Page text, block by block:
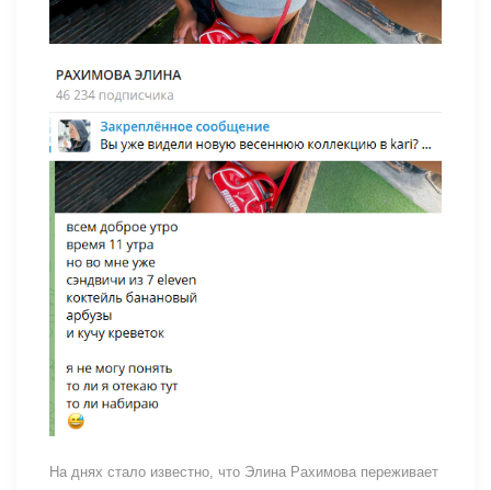
На днях стало известно, что Элина Рахимова переживает